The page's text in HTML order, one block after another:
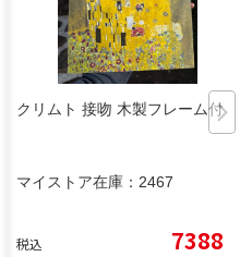
クリムト 接吻 木製フレーム付き
マイストア在庫： 2467
税込 7388